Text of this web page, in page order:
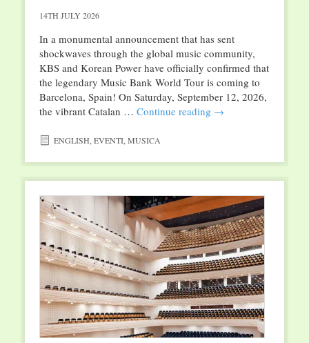
14TH JULY 2026
In a monumental announcement that has sent
shockwaves through the global music community,
KBS and Korean Power have officially confirmed that
the legendary Music Bank World Tour is coming to
Barcelona, Spain! On Saturday, September 12, 2026,
the vibrant Catalan … Continue reading →
ENGLISH,EVENTI,MUSICA